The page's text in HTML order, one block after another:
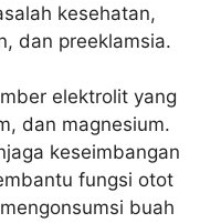
kesehatan,
dan preeklamsia.
elektrolit yang
dan magnesium.
keseimbangan
fungsi otot
buah